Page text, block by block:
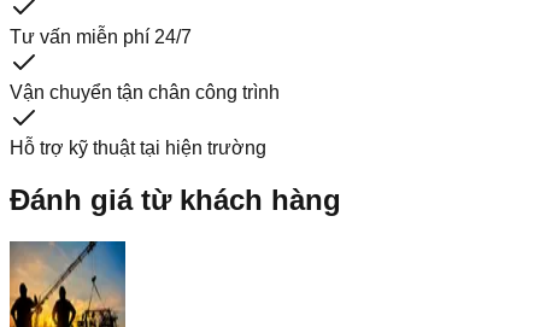
Tư vấn miễn phí 24/7
Vận chuyển tận chân công trình
Hỗ trợ kỹ thuật tại hiện trường
Đánh giá từ khách hàng